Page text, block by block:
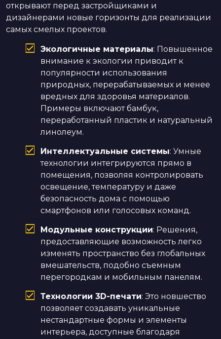
открывают перед застройщиками и
дизайнерами новые горизонты для реализации
самых смелых проектов.
Экологичные материалы: Повышенное
внимание к экологии приводит к
популярности использования
природных, перерабатываемых и менее
вредных для здоровья материалов.
Примеры включают бамбук,
переработанный пластик и натуральный
линолеум.
Интеллектуальные системы: Умные
технологии интегрируются прямо в
помещения, позволяя контролировать
освещение, температуру и даже
безопасность дома с помощью
смартфонов или голосовых команд.
Модульные конструкции: Решения,
предоставляющие возможность легко
изменять пространство без глобальных
вмешательств, подобно съемным
перегородкам и мобильным панелям.
Технологии 3D-печати: Это новшество
позволяет создавать уникальные
нестандартные формы и элементы
интерьера, доступные благодаря